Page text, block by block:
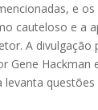
e os
cauteloso e a
A divulgação
Gene Hackman
levanta